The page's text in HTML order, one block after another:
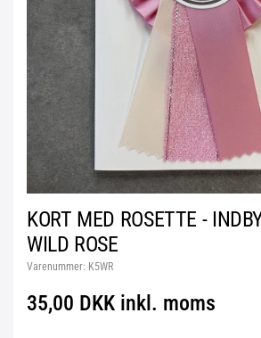
KORT MED ROSETTE -
WILD ROSE
Varenummer: K5WR
35,00 DKK inkl. moms